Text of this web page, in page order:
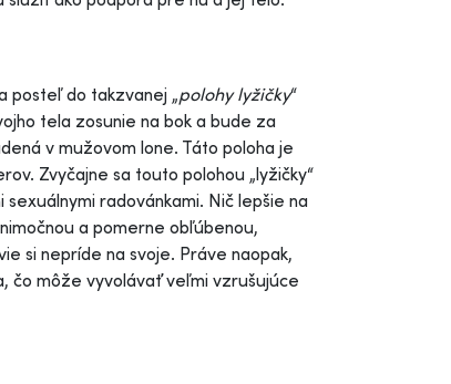
posteľ do takzvanej „polohy lyžičky“
tela zosunie na bok a bude za
v mužovom lone. Táto poloha je
Zvyčajne sa touto polohou „lyžičky“
radovánkami. Nič lepšie na
a pomerne obľúbenou,
si nepríde na svoje. Práve naopak,
čo môže vyvolávať veľmi vzrušujúce